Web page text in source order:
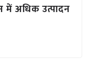
में अधिक उत्पादन